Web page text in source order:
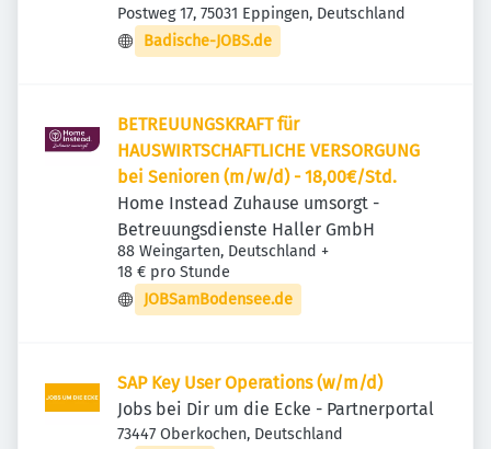
Postweg 17, 75031 Eppingen, Deutschland
Badische-JOBS.de
BETREUUNGSKRAFT für
HAUSWIRTSCHAFTLICHE VERSORGUNG
bei Senioren (m/w/d) - 18,00€/Std.
Home Instead Zuhause umsorgt -
Betreuungsdienste Haller GmbH
88 Weingarten, Deutschland +
18 € pro Stunde
JOBSamBodensee.de
SAP Key User Operations (w/m/d)
Jobs bei Dir um die Ecke - Partnerportal
73447 Oberkochen, Deutschland